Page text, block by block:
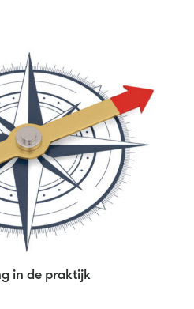
in de praktijk